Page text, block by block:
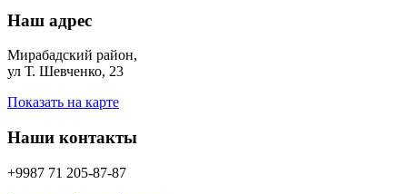
Наш адрес
Мирабадский район,
ул Т. Шевченко, 23
Показать на карте
Наши контакты
+9987 71 205-87-87